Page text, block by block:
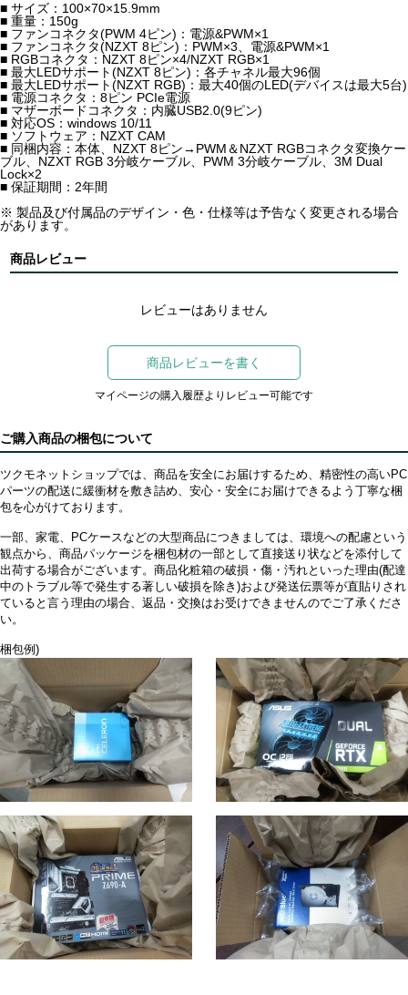
■ サイズ：100×70×15.9mm
■ 重量：150g
■ ファンコネクタ(PWM 4ピン)：電源&PWM×1
■ ファンコネクタ(NZXT 8ピン)：PWM×3、電源&PWM×1
■ RGBコネクタ：NZXT 8ピン×4/NZXT RGB×1
■ 最大LEDサポート(NZXT 8ピン)：各チャネル最大96個
■ 最大LEDサポート(NZXT RGB)：最大40個のLED(デバイスは最大5台)
■ 電源コネクタ：8ピン PCIe電源
■ マザーボードコネクタ：内臓USB2.0(9ピン)
■ 対応OS：windows 10/11
■ ソフトウェア：NZXT CAM
■ 同梱内容：本体、NZXT 8ピン→PWM＆NZXT RGBコネクタ変換ケー
ブル、NZXT RGB 3分岐ケーブル、PWM 3分岐ケーブル、3M Dual
Lock×2
■ 保証期間：2年間
※ 製品及び付属品のデザイン・色・仕様等は予告なく変更される場合
があります。
商品レビュー
レビューはありません
商品レビューを書く
マイページの購入履歴よりレビュー可能です
ご購入商品の梱包について
ツクモネットショップでは、商品を安全にお届けするため、精密性の高いPC
パーツの配送に緩衝材を敷き詰め、安心・安全にお届けできるよう丁寧な梱
包を心がけております。
一部、家電、PCケースなどの大型商品につきましては、環境への配慮という
観点から、商品パッケージを梱包材の一部として直接送り状などを添付して
出荷する場合がございます。商品化粧箱の破損・傷・汚れといった理由(配達
中のトラブル等で発生する著しい破損を除き)および発送伝票等が直貼りされ
ていると言う理由の場合、返品・交換はお受けできませんのでご了承くださ
い。
梱包例)